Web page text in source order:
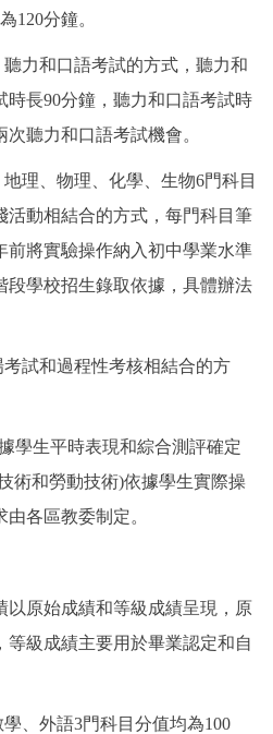
120分鐘。
力和口語考試的方式，聽力和
時長90分鐘，聽力和口語考試時
聽力和口語考試機會。
、物理、化學、生物6門科目
活動相結合的方式，每門科目筆
前將實驗操作納入初中學業水準
段學校招生錄取依據，具體辦法
試和過程性考核相結合的方
生平時表現和綜合測評確定
術和勞動技術)依據學生實際操
各區教委制定。
原始成績和等級成績呈現，原
等級成績主要用於畢業認定和自
外語3門科目分值均為100